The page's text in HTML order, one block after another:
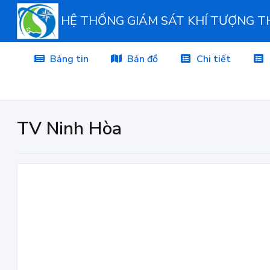
HỆ THỐNG GIÁM SÁT KHÍ TƯỢNG
Bảng tin Bản đồ Chi tiết
TV Ninh Hòa